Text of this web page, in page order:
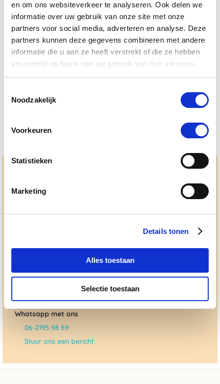
en om ons websiteverkeer te analyseren. Ook delen we
informatie over uw gebruik van onze site met onze
partners voor social media, adverteren en analyse. Deze
partners kunnen deze gegevens combineren met andere
informatie die u aan ze heeft verstrekt of die ze hebben
verzameld op basis van uw gebruik van hun services.
Noodzakelijk
Voorkeuren
Statistieken
Marketing
Details tonen
Alles toestaan
Selectie toestaan
4.3
star
rating
6 Beoordelingen
Vliegendeken Bucas Buzz Off X 125/165
Nog maar 1 beschikbaar
Jouw paard gezond houden en krijgen. Dat is waar we het
topkwaliteit, uitgebreide informatieverstrekking en
beloven en rusten pas als jij tevreden bent; dat menen we en
Ma. t/m vrij 8:30 - 17:30 uur
advies@paardendrogist.nl
Whatsapp met ons
06-2195 98 69
Stuur ons een bericht